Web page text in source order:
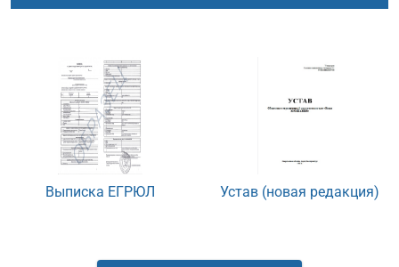
Выписка ЕГРЮЛ Устав (новая редакция)